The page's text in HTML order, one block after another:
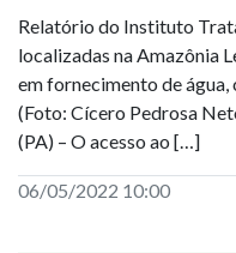
Relatório do Instituto
localizadas na Amazônia
em fornecimento de
(Foto: Cícero Pedrosa
(PA) – O acesso ao […]
06/05/2022 10:00